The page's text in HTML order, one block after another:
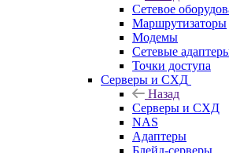
Сетевое
Маршрутизаторы
Модемы
Сетевые
Точки доступа
Серверы и СХД
Назад
Серверы и СХД
NAS
Адаптеры
Блейд-серверы